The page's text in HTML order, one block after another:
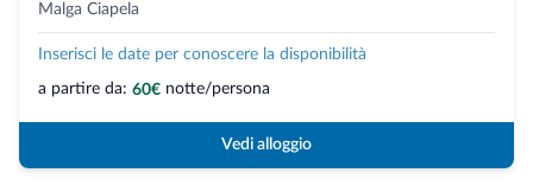
Malga Ciapela
Inserisci le date per conoscere la disponibilità
a partire da: 60€ notte/persona
Vedi alloggio